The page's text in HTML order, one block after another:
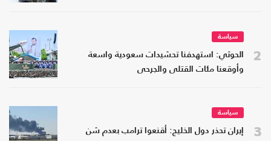
2
سياسة
الحوثي: استهدفنا تحشيدات سعودية واسعة
وأوقعنا مئات القتلى والجرحى
3
سياسة
إيران تحذر دول الخليج: أقنعوا ترامب بعدم شن